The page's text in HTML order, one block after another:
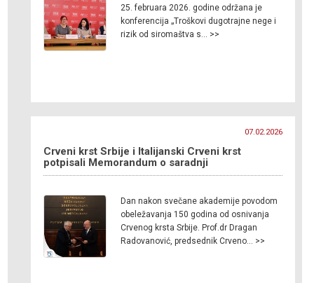
25. februara 2026. godine održana je
konferencija „Troškovi dugotrajne nege i
rizik od siromaštva s… >>
07.02.2026
Crveni krst Srbije i Italijanski Crveni krst
potpisali Memorandum o saradnji
Dan nakon svečane akademije povodom
obeležavanja 150 godina od osnivanja
Crvenog krsta Srbije. Prof.dr Dragan
Radovanović, predsednik Crveno… >>